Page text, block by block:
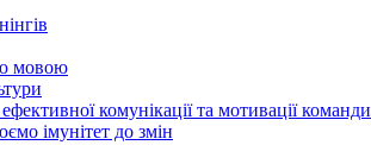
мовою
комунікації та мотивації команди
імунітет до змін